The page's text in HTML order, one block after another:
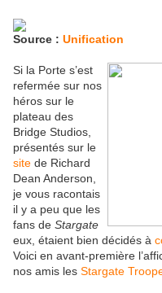
Source : Unification
Si la Porte s’est
refermée sur nos
héros sur le
plateau des
Bridge Studios,
présentés sur le
site de Richard
Dean Anderson,
je vous racontais
il y a peu que les
fans de Stargate
eux, étaient bien décidés à
Voici en avant-première
nos amis les Stargate